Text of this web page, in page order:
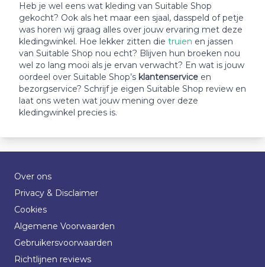
Heb je wel eens wat kleding van Suitable Shop
gekocht? Ook als het maar een sjaal, dasspeld of petje
was horen wij graag alles over jouw ervaring met deze
kledingwinkel. Hoe lekker zitten die truien en jassen
van Suitable Shop nou echt? Blijven hun broeken nou
wel zo lang mooi als je ervan verwacht? En wat is jouw
oordeel over Suitable Shop’s klantenservice en
bezorgservice? Schrijf je eigen Suitable Shop review en
laat ons weten wat jouw mening over deze
kledingwinkel precies is.
Over ons
Privacy & Disclaimer
Cookies
Algemene Voorwaarden
Gebruikersvoorwaarden
Richtlijnen reviews